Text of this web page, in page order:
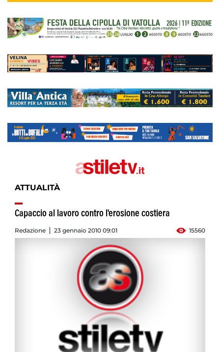
ATTUALITÀ
Capaccio al lavoro contro l'erosione costiera
Redazione 23 gennaio 2010 09:01 15560